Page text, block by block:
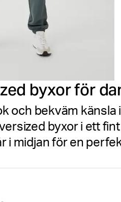
byxor för
och bekväm känsla
byxor i ett
i midjan för en